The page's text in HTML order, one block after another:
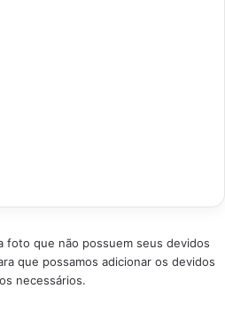
foto que não possuem seus devidos
que possamos adicionar os devidos
necessários.